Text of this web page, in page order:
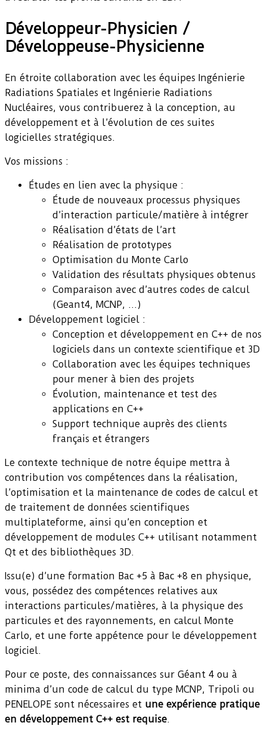
Développeur-Physicien /
Développeuse-Physicienne
En étroite collaboration avec les équipes Ingénierie
Radiations Spatiales et Ingénierie Radiations
Nucléaires, vous contribuerez à la conception, au
développement et à l’évolution de ces suites
logicielles stratégiques.
Vos missions :
Études en lien avec la physique :
Étude de nouveaux processus physiques
d’interaction particule/matière à intégrer
Réalisation d’états de l’art
Réalisation de prototypes
Optimisation du Monte Carlo
Validation des résultats physiques obtenus
Comparaison avec d’autres codes de calcul
(Geant4, MCNP, …)
Développement logiciel :
Conception et développement en C++ de nos
logiciels dans un contexte scientifique et 3D
Collaboration avec les équipes techniques
pour mener à bien des projets
Évolution, maintenance et test des
applications en C++
Support technique auprès des clients
français et étrangers
Le contexte technique de notre équipe mettra à
contribution vos compétences dans la réalisation,
l’optimisation et la maintenance de codes de calcul et
de traitement de données scientifiques
multiplateforme, ainsi qu’en conception et
développement de modules C++ utilisant notamment
Qt et des bibliothèques 3D.
Issu(e) d’une formation Bac +5 à Bac +8 en physique,
vous, possédez des compétences relatives aux
interactions particules/matières, à la physique des
particules et des rayonnements, en calcul Monte
Carlo, et une forte appétence pour le développement
logiciel.
Pour ce poste, des connaissances sur Géant 4 ou à
minima d’un code de calcul du type MCNP, Tripoli ou
PENELOPE sont nécessaires et une expérience pratique
en développement C++ est requise.